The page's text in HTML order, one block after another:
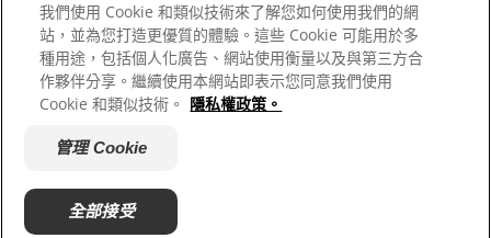
© 2025 Hill's Pet Nutrition, Inc.
All rights reserved.
As used herein, denotes registered trademark status
in the U.S. only; registration status in other
geographies may be different. Your use of this site is
subject to our terms.
我們使用 Cookie 和類似技術來了解您如何使用我們的網
站，並為您打造更優質的體驗。這些 Cookie 可能用於多
種用途，包括個人化廣告、網站使用衡量以及與第三方合
作夥伴分享。繼續使用本網站即表示您同意我們使用
Cookie 和類似技術。 隱私權政策。
管理 Cookie
全部接受